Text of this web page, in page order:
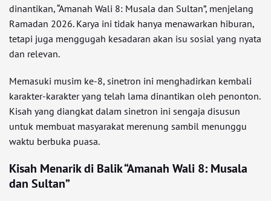
dinantikan, “Amanah Wali 8: Musala dan Sultan”, menjelang
Ramadan 2026. Karya ini tidak hanya menawarkan hiburan,
tetapi juga menggugah kesadaran akan isu sosial yang nyata
dan relevan.
Memasuki musim ke-8, sinetron ini menghadirkan kembali
karakter-karakter yang telah lama dinantikan oleh penonton.
Kisah yang diangkat dalam sinetron ini sengaja disusun
untuk membuat masyarakat merenung sambil menunggu
waktu berbuka puasa.
Kisah Menarik di Balik “Amanah Wali 8: Musala
dan Sultan”